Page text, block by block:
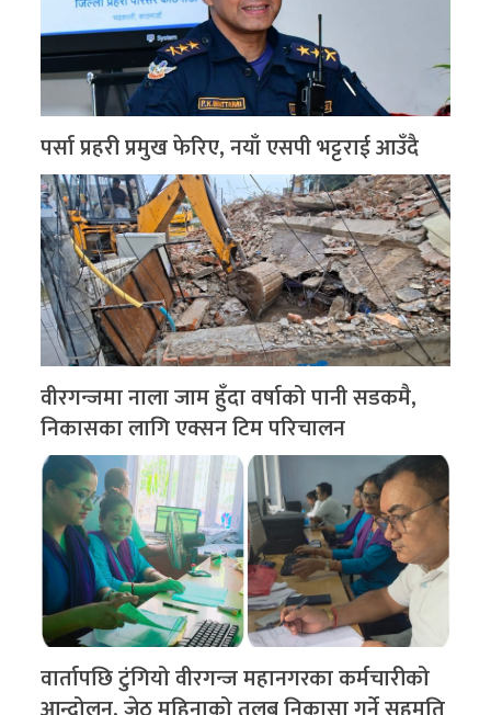
पर्सा प्रहरी प्रमुख फेरिए, नयाँ एसपी भट्टराई आउँदै
वीरगन्जमा नाला जाम हुँदा वर्षाको पानी सडकमै,
निकासका लागि एक्सन टिम परिचालन
वार्तापछि टुंगियो वीरगन्ज महानगरका कर्मचारीको